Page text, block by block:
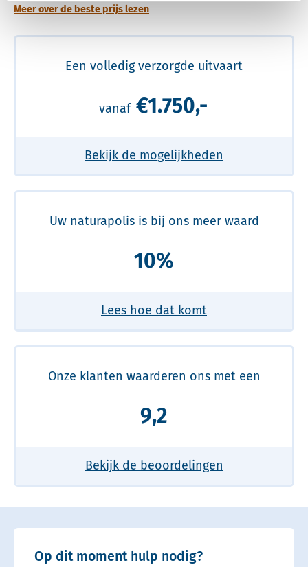
Meer over de beste prijs lezen
Een volledig verzorgde uitvaart
vanaf €1.750,-
Bekijk de mogelijkheden
Uw naturapolis is bij ons meer waard
10%
Lees hoe dat komt
Onze klanten waarderen ons met een
9,2
Bekijk de beoordelingen
Op dit moment hulp nodig?